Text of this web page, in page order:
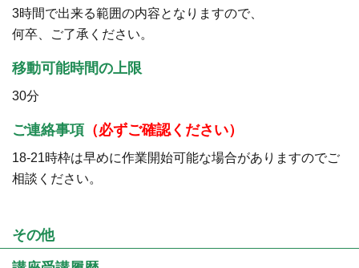
3時間で出来る範囲の内容となりますので、
何卒、ご了承ください。
移動可能時間の上限
30分
ご連絡事項 （必ずご確認ください）
18-21時枠は早めに作業開始可能な場合がありますのでご
相談ください。
その他